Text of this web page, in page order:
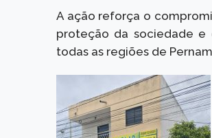
A ação reforça o
proteção da sociedade e
todas as regiões de